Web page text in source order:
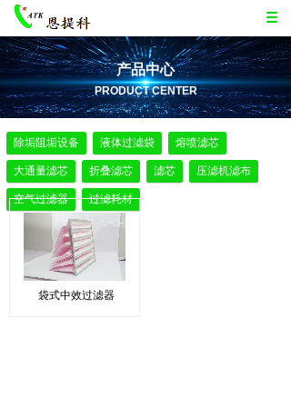
产品中心
PRODUCT CENTER
除垢阻垢设备 液体过滤袋 熔喷滤芯
大通量滤芯 折叠滤芯 滤芯 压滤机滤布
空气过滤器 过滤耗材
袋式中效过滤器